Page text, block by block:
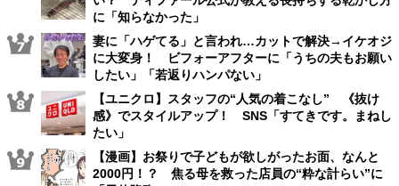
に「知らなかった」
妻に「ハゲてる」と言われ…カットで解決→イケオジ
に大変身！ ビフォーアフターに「うちの夫もお願い
したい」「若返りハンパない」
【ユニクロ】スタッフの“人気の着こなし” 《抜け
感》でスタイルアップ！ SNS「すてきです。まねし
たい」
【漫画】お祭りで子どもが欲しがったお面、なんと
2000円！？ 焦る母を救った店員の“粋な計らい”に